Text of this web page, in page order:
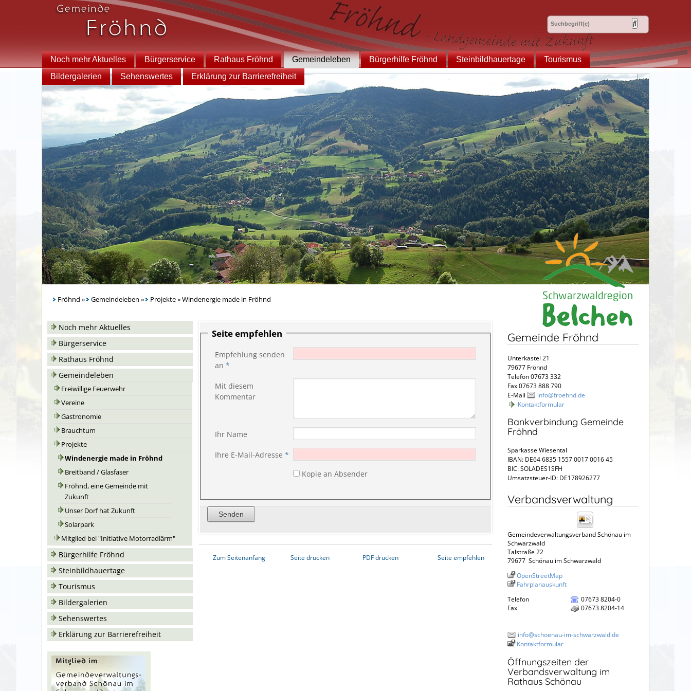
Noch mehr Aktuelles Bürgerservice Rathaus Fröhnd Gemeindeleben Bürgerhilfe Fröhnd Steinbildhauertage
Tourismus
Bildergalerien
Sehenswertes Erklärung zur Barrierefreiheit
Fröhnd » Gemeindeleben » Projekte»Windenergie made in Fröhnd
Noch mehr Aktuelles
Bürgerservice
Rathaus Fröhnd
Gemeindeleben
Freiwillige Feuerwehr
Vereine
Gastronomie
Brauchtum
Projekte
Windenergie made in Fröhnd
Breitband / Glasfaser
Fröhnd, eine Gemeinde mit
Zukunft
Unser Dorf hat Zukunft
Solarpark
Mitglied bei "Initiative Motorradlärm"
Bürgerhilfe Fröhnd
Steinbildhauertage
Tourismus
Bildergalerien
Sehenswertes
Erklärung zur Barrierefreiheit
Seite empfehlen
Empfehlung senden
an *
Mit diesem
Kommentar
Ihr Name
Ihre E-Mail-Adresse *
Kopie an Absender
Zum Seitenanfang Seite drucken PDF drucken Seite empfehlen
Gemeinde Fröhnd
Unterkastel 21
79677 Fröhnd
Telefon 07673 332
Fax 07673 888 790
E-Mail
info@froehnd.de
Kontaktformular
Bankverbindung Gemeinde
Fröhnd
Sparkasse Wiesental
IBAN: DE64 6835 1557 0017 0016 45
BIC: SOLADES1SFH
Umsatzsteuer-ID: DE178926277
Verbandsverwaltung
Gemeindeverwaltungsverband Schönau im
Schwarzwald
Talstraße 22
79677 Schönau im Schwarzwald
OpenStreetMap
Fahrplanauskunft
Telefon
07673 8204-0
Fax
07673 8204-14
info@schoenau-im-schwarzwald.de
Kontaktformular
Öffnungszeiten der
Verbandsverwaltung im
Rathaus Schönau